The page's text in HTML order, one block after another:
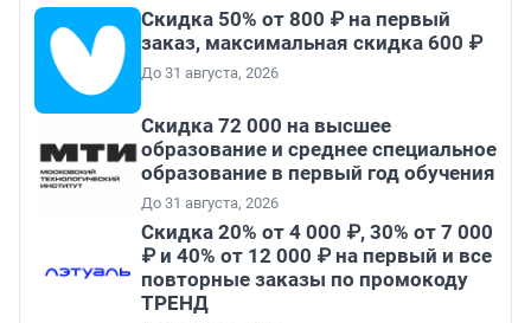
Скидка 50% от 800 ₽ на первый
заказ, максимальная скидка 600 ₽
До 31 августа, 2026
Скидка 72 000 на высшее
образование и среднее специальное
образование в первый год обучения
До 31 августа, 2026
Скидка 20% от 4 000 ₽, 30% от 7 000
₽ и 40% от 12 000 ₽ на первый и все
повторные заказы по промокоду
ТРЕНД